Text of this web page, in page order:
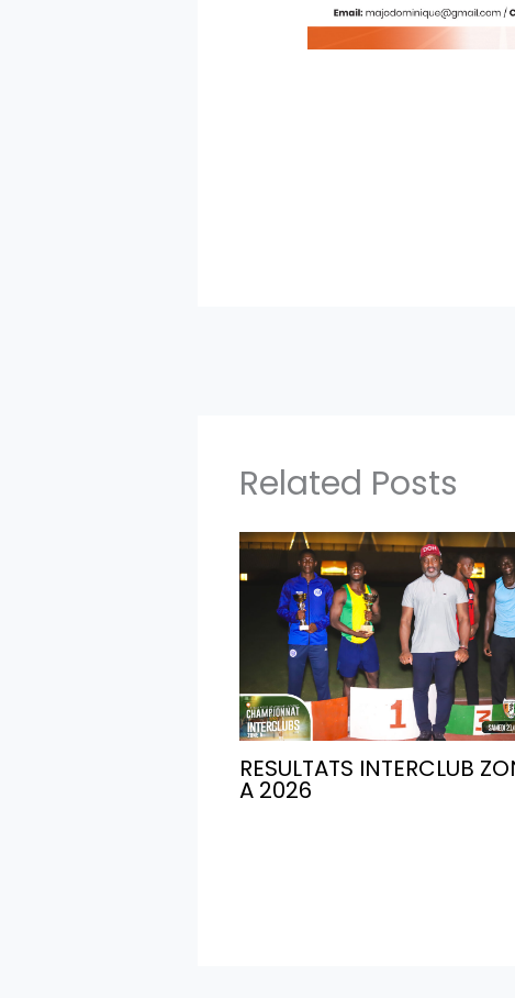
Related Posts
RESULTATS INTERCLUB
A 2026